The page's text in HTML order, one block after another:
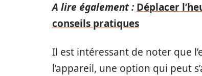
A lire également : Déplacer
conseils pratiques
Il est intéressant de noter que
l’appareil, une option qui peut